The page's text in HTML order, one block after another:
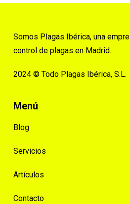
Somos Plagas Ibérica, una
control de plagas en Madrid.
2024 © Todo Plagas Ibérica, S.L.
Menú
Blog
Servicios
Artículos
Contacto